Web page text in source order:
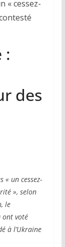
:
des
« un cessez-
», selon
le
ont voté
à l’Ukraine